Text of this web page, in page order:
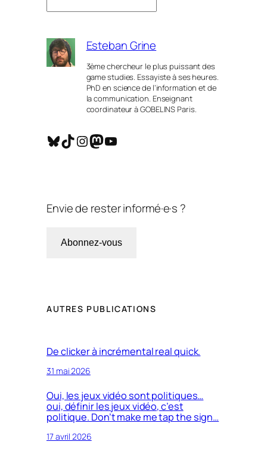
Esteban Grine
3ème chercheur le plus puissant des
game studies. Essayiste à ses heures.
PhD en science de l’information et de
la communication. Enseignant
coordinateur à GOBELINS Paris.
Bluesky TikTok InstagramMastodon YouTube
Envie de rester informé·e·s ?
Abonnez-vous
AUTRES PUBLICATIONS
De clicker à incrémental real quick.
31 mai 2026
Oui, les jeux vidéo sont politiques…
oui, définir les jeux vidéo, c’est
politique. Don’t make me tap the sign…
17 avril 2026